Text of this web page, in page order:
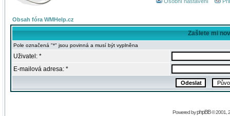
Obsah fóra WMHelp.cz
Zašlete mi
Pole označená "*" jsou povinná a musí být vyplněna
Uživatel: *
E-mailová adresa: *
Powered byphpBB© 2001,